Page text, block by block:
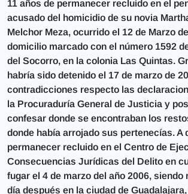
11 años de permanecer recluido en el
acusado del homicidio de su novia
Melchor Meza, ocurrido el 12 de Marzo
domicilio marcado con el número 1592
del Socorro, en la colonia Las Quintas.
habría sido detenido el 17 de marzo de
contradicciones respecto las
la Procuraduría General de Justicia y
confesar donde se encontraban los
donde había arrojado sus pertenecías. A
permanecer recluido en el Centro de
Consecuencias Jurídicas del Delito en
fugar el 4 de marzo del año 2006, siendo
día después en la ciudad de